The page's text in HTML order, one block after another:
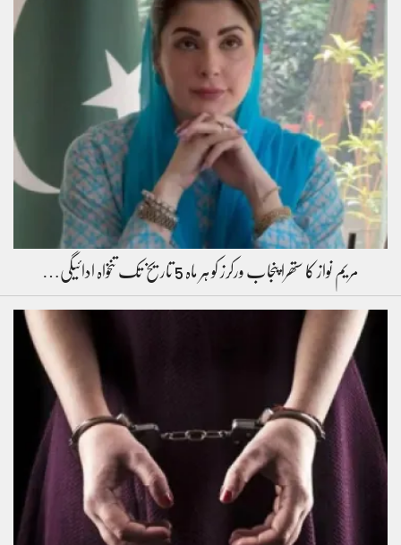
مریم نواز کا ستھرا پنجاب ورکرز کو ہر ماہ 5 تاریخ تک تنخواہ ادائیگی…